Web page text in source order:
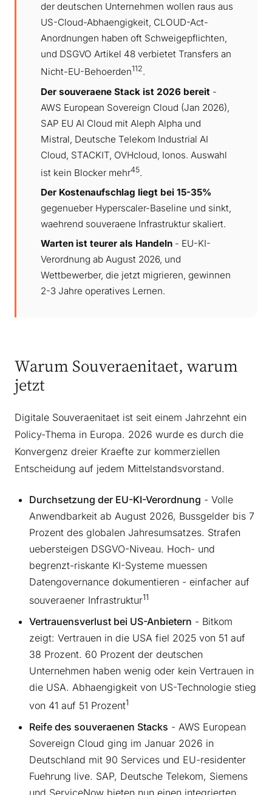
der deutschen Unternehmen wollen raus aus
US-Cloud-Abhaengigkeit, CLOUD-Act-
Anordnungen haben oft Schweigepflichten,
und DSGVO Artikel 48 verbietet Transfers an
Nicht-EU-Behoerden112.
Der souveraene Stack ist 2026 bereit -
AWS European Sovereign Cloud (Jan 2026),
SAP EU AI Cloud mit Aleph Alpha und
Mistral, Deutsche Telekom Industrial AI
Cloud, STACKIT, OVHcloud, Ionos. Auswahl
ist kein Blocker mehr45.
Der Kostenaufschlag liegt bei 15-35%
gegenueber Hyperscaler-Baseline und sinkt,
waehrend souveraene Infrastruktur skaliert.
Warten ist teurer als Handeln - EU-KI-
Verordnung ab August 2026, und
Wettbewerber, die jetzt migrieren, gewinnen
2-3 Jahre operatives Lernen.
Warum Souveraenitaet, warum
jetzt
Digitale Souveraenitaet ist seit einem Jahrzehnt ein
Policy-Thema in Europa. 2026 wurde es durch die
Konvergenz dreier Kraefte zur kommerziellen
Entscheidung auf jedem Mittelstandsvorstand.
Durchsetzung der EU-KI-Verordnung - Volle
Anwendbarkeit ab August 2026, Bussgelder bis 7
Prozent des globalen Jahresumsatzes. Strafen
uebersteigen DSGVO-Niveau. Hoch- und
begrenzt-riskante KI-Systeme muessen
Datengovernance dokumentieren - einfacher auf
souveraener Infrastruktur11
Vertrauensverlust bei US-Anbietern - Bitkom
zeigt: Vertrauen in die USA fiel 2025 von 51 auf
38 Prozent. 60 Prozent der deutschen
Unternehmen haben wenig oder kein Vertrauen in
die USA. Abhaengigkeit von US-Technologie stieg
von 41 auf 51 Prozent1
Reife des souveraenen Stacks - AWS European
Sovereign Cloud ging im Januar 2026 in
Deutschland mit 90 Services und EU-residenter
Fuehrung live. SAP, Deutsche Telekom, Siemens